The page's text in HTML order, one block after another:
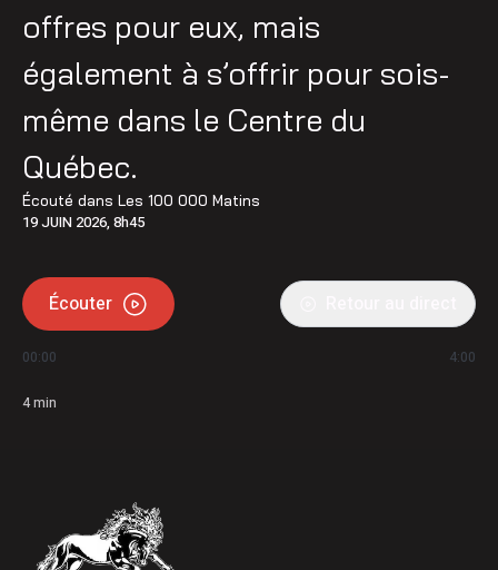
offres pour eux, mais
également à s’offrir pour sois-
même dans le Centre du
Québec.
Écouté dans Les 100 000 Matins
19 JUIN 2026, 8h45
Écouter
00:00 4:00
4min